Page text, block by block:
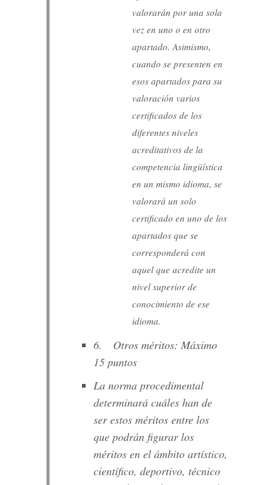
valorarán por una sola
vez en uno o en otro
apartado. Asimismo,
cuando se presenten en
esos apartados para su
valoración varios
certificados de los
diferentes niveles
acreditativos de la
competencia lingüística
en un mismo idioma, se
valorará un solo
certificado en uno de los
apartados que se
corresponderá con
aquel que acredite un
nivel superior de
conocimiento de ese
idioma.
6. Otros méritos: Máximo
15 puntos
La norma procedimental
determinará cuáles han de
ser estos méritos entre los
que podrán figurar los
méritos en el ámbito artístico,
científico, deportivo, técnico